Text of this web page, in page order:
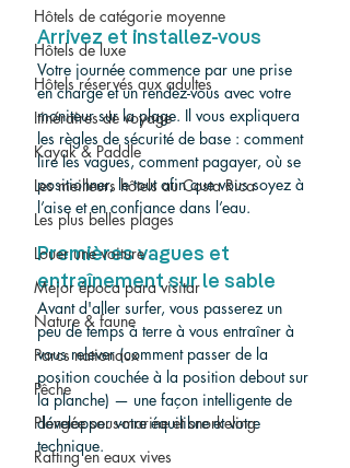
Hôtels de catégorie moyenne
Hôtels de luxe
Hôtels réservés aux adultes
Itinéraires de voyage
Kayak & Paddle
Les meilleurs hôtels au Costa Rica
Les plus belles plages
Louer une voiture
Mejor época para visitar
Nature & faune
Parcs nationaux
Pêche
Plongée sous-marine et snorkeling
Rafting en eaux vives
Arrivez et installez-vous
Votre journée commence par une prise
en charge et un rendez-vous avec votre
moniteur sur la plage. Il vous expliquera
les règles de sécurité de base : comment
lire les vagues, comment pagayer, où se
positionner, le tout afin que vous soyez à
l’aise et en confiance dans l’eau.
Premières vagues et
entraînement sur le sable
Avant d'aller surfer, vous passerez un
peu de temps à terre à vous entraîner à
vous relever (comment passer de la
position couchée à la position debout sur
la planche) — une façon intelligente de
développer votre équilibre et votre
technique.